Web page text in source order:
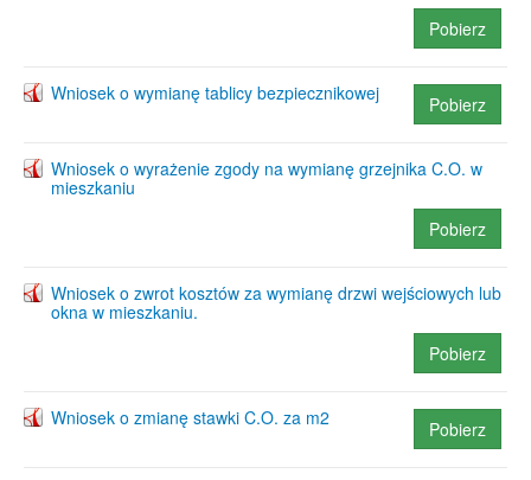
Pobierz
Wniosek o wymianę tablicy bezpiecznikowej Pobierz
Wniosek o wyrażenie zgody na wymianę grzejnika C.O. w
mieszkaniu
Pobierz
Wniosek o zwrot kosztów za wymianę drzwi wejściowych lub
okna w mieszkaniu.
Pobierz
Wniosek o zmianę stawki C.O. za m2 Pobierz